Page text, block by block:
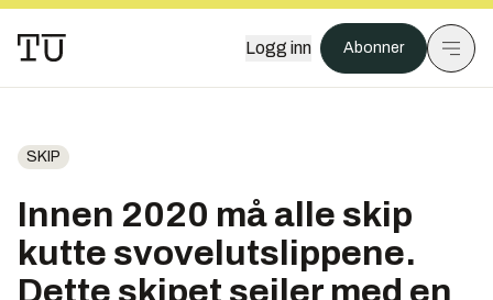
Logg inn Abonner
SKIP
Innen 2020 må alle skip
kutte svovelutslippene.
Dette skipet seiler med en